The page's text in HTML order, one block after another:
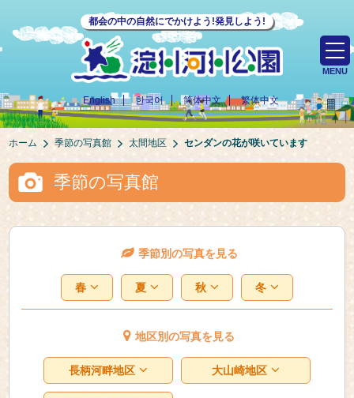
都会の中の自然にでかけよう!発見しよう!
English 한국어 简体中文 繁体中文
MENU
ホーム 季節の写真館 太間地区 センダンの花が咲いています
季節の写真館
季節別の写真を見る
春 夏 秋 冬
地区別の写真を見る
長柄河畔地区 大山崎地区